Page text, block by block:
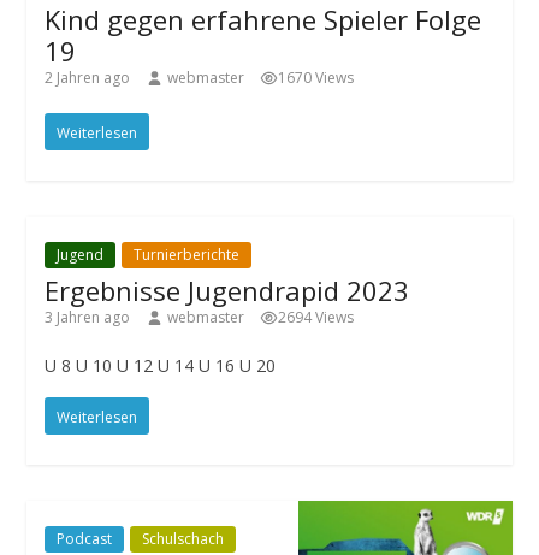
Kind gegen erfahrene Spieler Folge
19
2 Jahren ago webmaster 1670 Views
Weiterlesen
Jugend Turnierberichte
Ergebnisse Jugendrapid 2023
3 Jahren ago webmaster 2694 Views
U 8 U 10 U 12 U 14 U 16 U 20
Weiterlesen
Podcast Schulschach